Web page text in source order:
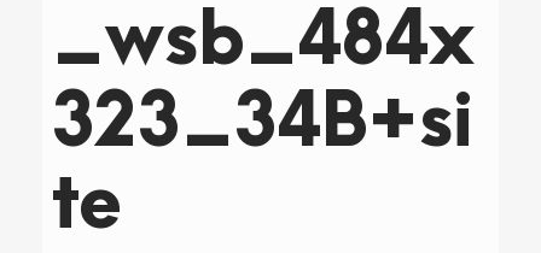
_wsb_484x
323_34B+si
te